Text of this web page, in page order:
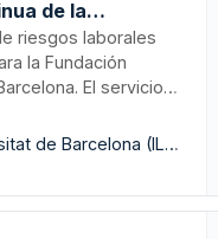
de la
riesgos laborales
la Fundación
El servicio
evaluación de
en
La entidad
Fundació Privada Institut de Formació Contínua de la Universitat de Barcelona (IL3-UB)